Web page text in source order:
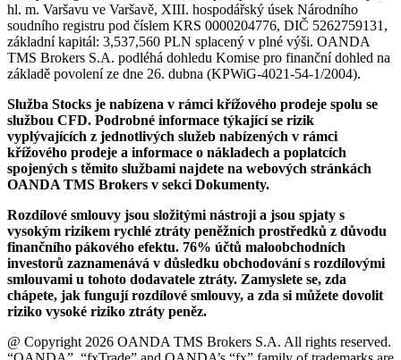
hl. m. Varšavu ve Varšavě, XIII. hospodářský úsek Národního
soudního registru pod číslem KRS 0000204776, DIČ 5262759131,
základní kapitál: 3,537,560 PLN splacený v plné výši. OANDA
TMS Brokers S.A. podléhá dohledu Komise pro finanční dohled na
základě povolení ze dne 26. dubna (KPWiG-4021-54-1/2004).
Služba Stocks je nabízena v rámci křížového prodeje spolu se
službou CFD. Podrobné informace týkající se rizik
vyplývajících z jednotlivých služeb nabízených v rámci
křížového prodeje a informace o nákladech a poplatcích
spojených s těmito službami najdete na webových stránkách
OANDA TMS Brokers v sekci Dokumenty.
Rozdílové smlouvy jsou složitými nástroji a jsou spjaty s
vysokým rizikem rychlé ztráty peněžních prostředků z důvodu
finančního pákového efektu. 76% účtů maloobchodních
investorů zaznamenává v důsledku obchodování s rozdílovými
smlouvami u tohoto dodavatele ztráty. Zamyslete se, zda
chápete, jak fungují rozdílové smlouvy, a zda si můžete dovolit
riziko vysoké riziko ztráty peněz.
@ Copyright 2026 OANDA TMS Brokers S.A. All rights reserved.